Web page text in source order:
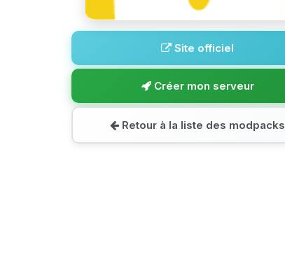
Site officiel
Créer mon serveur
Retour à la liste des modpacks